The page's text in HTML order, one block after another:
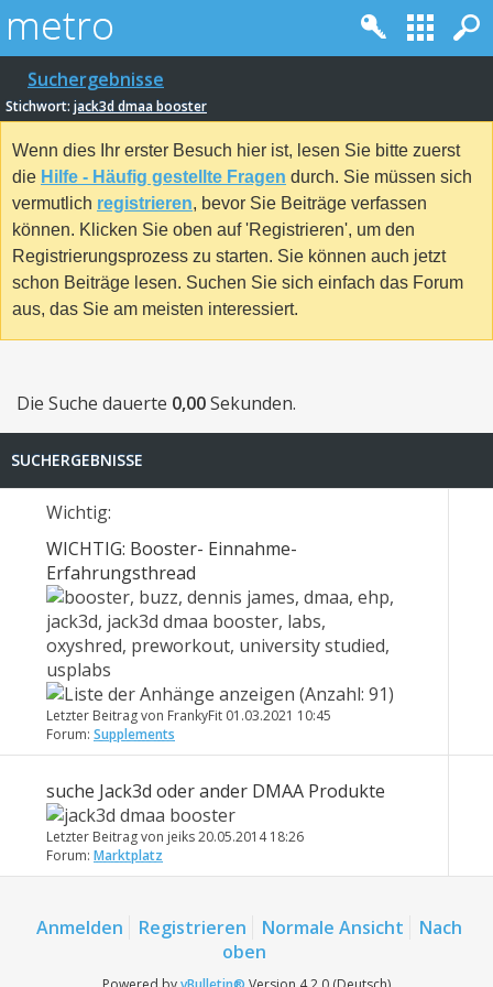
Suchergebnisse
Stichwort: jack3d dmaa booster
Wenn dies Ihr erster Besuch hier ist, lesen Sie bitte zuerst
die Hilfe - Häufig gestellte Fragen durch. Sie müssen sich
vermutlich registrieren, bevor Sie Beiträge verfassen
können. Klicken Sie oben auf 'Registrieren', um den
Registrierungsprozess zu starten. Sie können auch jetzt
schon Beiträge lesen. Suchen Sie sich einfach das Forum
aus, das Sie am meisten interessiert.
Die Suche dauerte 0,00Sekunden.
SUCHERGEBNISSE
Wichtig:
WICHTIG: Booster- Einnahme-
Erfahrungsthread
Letzter Beitrag von FrankyFit 01.03.2021 10:45
Forum: Supplements
suche Jack3d oder ander DMAA Produkte
Letzter Beitrag von jeiks 20.05.201418:26
Forum: Marktplatz
Anmelden Registrieren Normale Ansicht
Nach
oben